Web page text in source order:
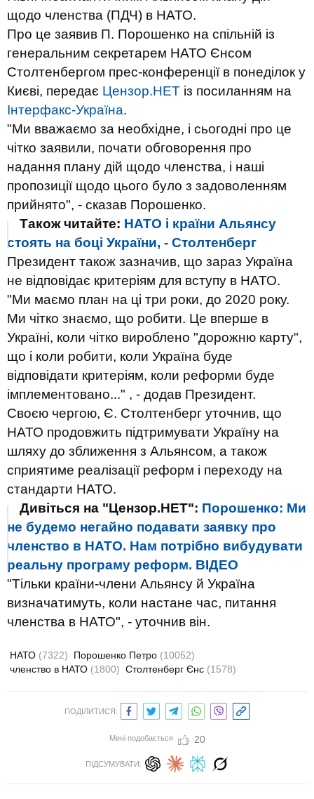
щодо членства (ПДЧ) в НАТО.
Про це заявив П. Порошенко на спільній із
генеральним секретарем НАТО Єнсом
Столтенбергом прес-конференції в понеділок у
Києві, передає Цензор.НЕТ із посиланням на
Інтерфакс-Україна.
"Ми вважаємо за необхідне, і сьогодні про це
чітко заявили, почати обговорення про
надання плану дій щодо членства, і наші
пропозиції щодо цього було з задоволенням
прийнято", - сказав Порошенко.
Також читайте: НАТО і країни Альянсу
стоять на боці України, - Столтенберг
Президент також зазначив, що зараз Україна
не відповідає критеріям для вступу в НАТО.
"Ми маємо план на ці три роки, до 2020 року.
Ми чітко знаємо, що робити. Це вперше в
Україні, коли чітко вироблено "дорожню карту",
що і коли робити, коли Україна буде
відповідати критеріям, коли реформи буде
імплементовано..." , - додав Президент.
Своєю чергою, Є. Столтенберг уточнив, що
НАТО продовжить підтримувати Україну на
шляху до зближення з Альянсом, а також
сприятиме реалізації реформ і переходу на
стандарти НАТО.
Дивіться на "Цензор.НЕТ": Порошенко: Ми
не будемо негайно подавати заявку про
членство в НАТО. Нам потрібно вибудувати
реальну програму реформ. ВIДЕО
"Тільки країни-члени Альянсу й Україна
визначатимуть, коли настане час, питання
членства в НАТО", - уточнив він.
НАТО (7322) Порошенко Петро (10052)
членство в НАТО (1800) Столтенберг Єнс (1578)
ПОДІЛИТИСЯ:
Мені подобається 20
ПІДСУМУВАТИ: